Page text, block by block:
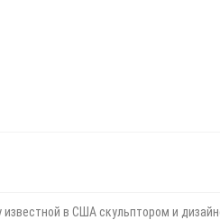
в США скульптором и